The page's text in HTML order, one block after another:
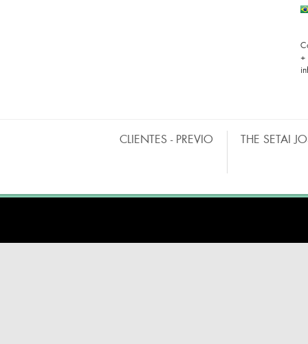
+
CLIENTES - PREVIO THE SETAI